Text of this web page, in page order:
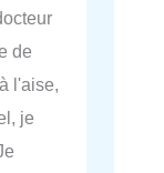
de
l'aise,
je